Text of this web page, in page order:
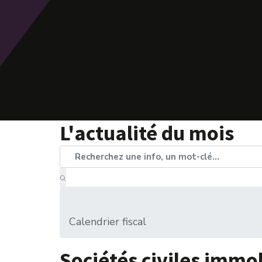
L'actualité du mois
Calendrier fiscal